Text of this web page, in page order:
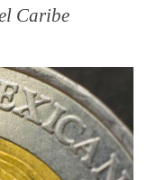
Caribe